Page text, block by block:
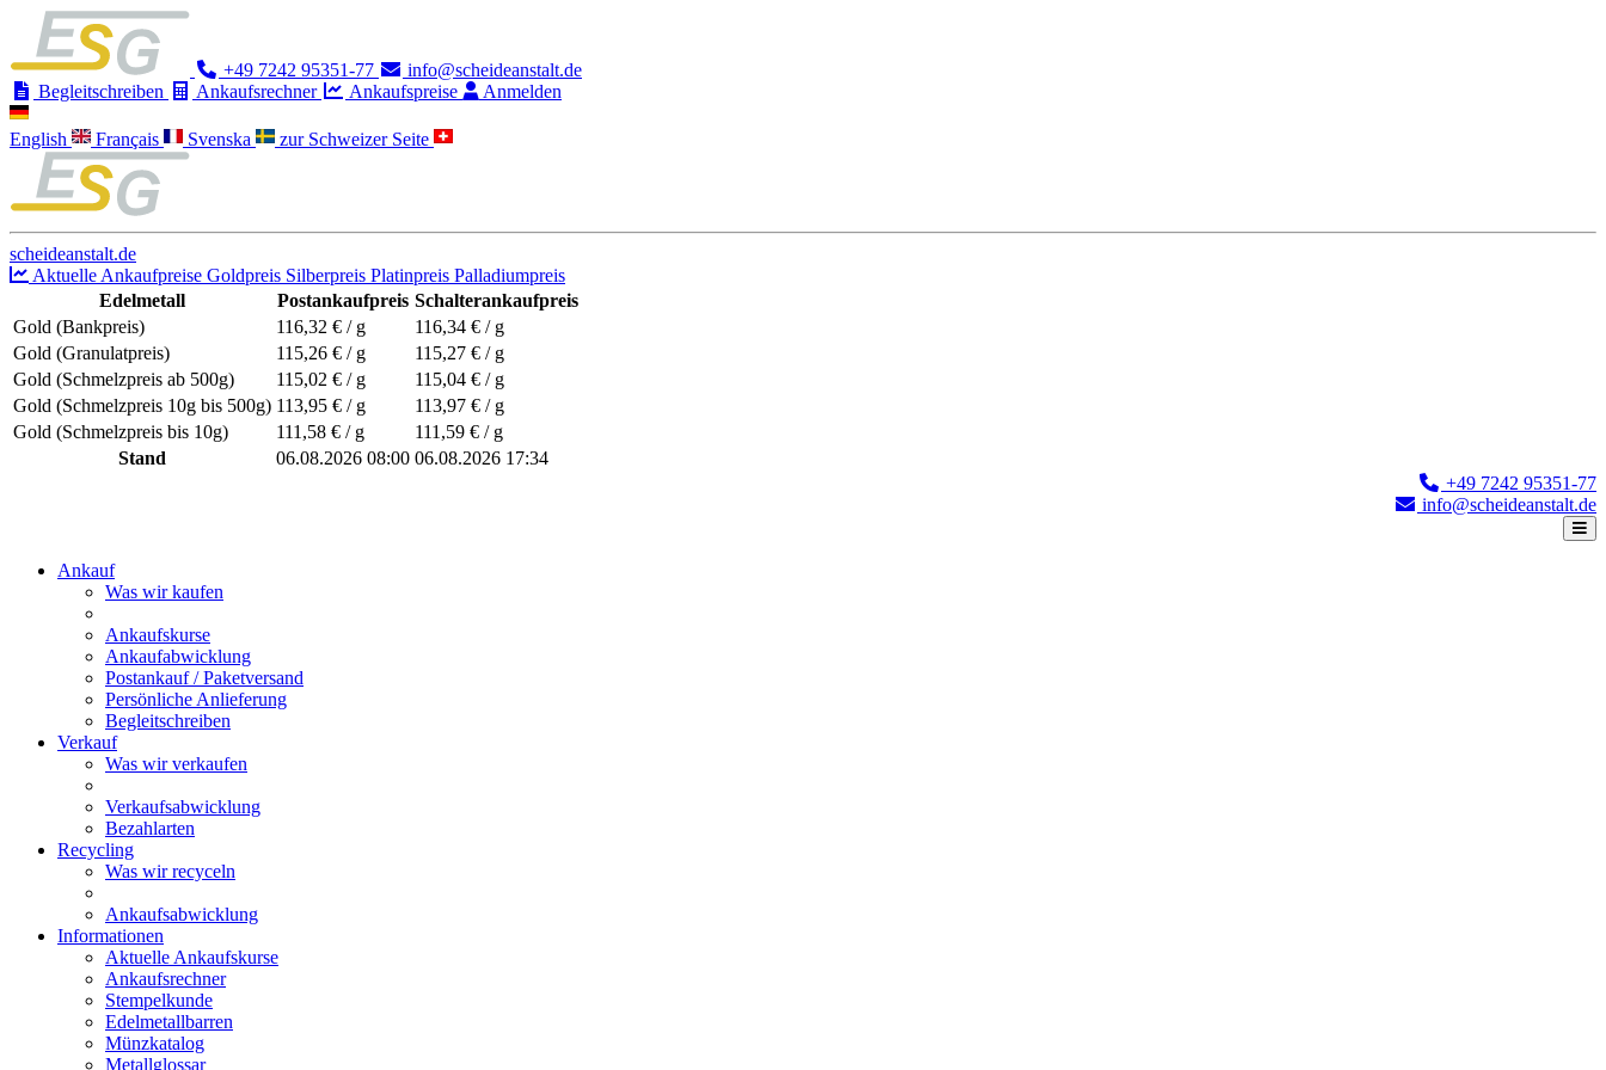
+49 7242 95351-77
info@scheideanstalt.de
Begleitschreiben
Ankaufsrechner Ankaufspreise Anmelden
English Français Svenska zur Schweizer Seite
scheideanstalt.de
Aktuelle Ankaufpreise Goldpreis Silberpreis Platinpreis Palladiumpreis
Edelmetall
Postankaufpreis Schalterankaufpreis
Gold (Bankpreis)
116,32 € / g 116,34 € / g
Gold (Granulatpreis)
115,26 € / g 115,27 € / g
Gold (Schmelzpreis ab 500g)
115,02 € / g 115,04 € / g
Gold (Schmelzpreis 10g bis 500g) 113,95 € / g 113,97 € / g
Gold (Schmelzpreis bis 10g)
111,58 € / g 111,59 € / g
Stand
06.08.2026 08:00 06.08.2026 17:34
+49 7242 95351-77
info@scheideanstalt.de
Ankauf
Was wir kaufen
Ankaufskurse
Ankaufabwicklung
Postankauf / Paketversand
Persönliche Anlieferung
Begleitschreiben
Verkauf
Was wir verkaufen
Verkaufsabwicklung
Bezahlarten
Recycling
Was wir recyceln
Ankaufsabwicklung
Informationen
Aktuelle Ankaufskurse
Ankaufsrechner
Stempelkunde
Edelmetallbarren
Münzkatalog
Metallglossar